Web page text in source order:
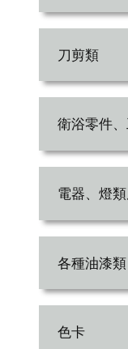
刀剪類
衛浴零件
電器、燈
各種油漆類
色卡